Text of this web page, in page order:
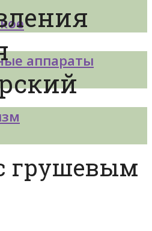
аппараты
грушевым